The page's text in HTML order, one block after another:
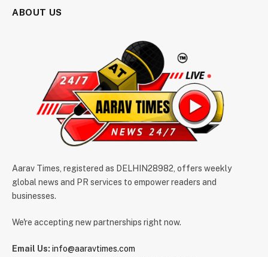
ABOUT US
Aarav Times, registered as DELHIN28982, offers weekly
global news and PR services to empower readers and
businesses.
We're accepting new partnerships right now.
Email Us: info@aaravtimes.com